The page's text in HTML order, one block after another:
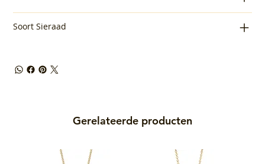
Soort Sieraad
Gerelateerde producten